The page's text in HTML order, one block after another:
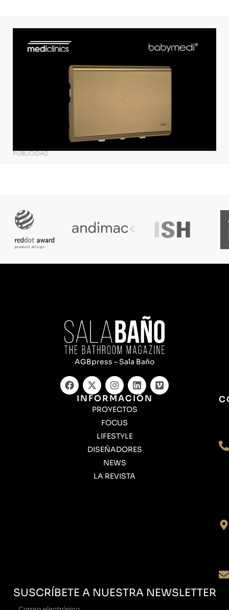
PUBLICIDAD
AGBpress – Sala Baño
INFORMACIÓN
PROYECTOS
FOCUS
LIFESTYLE
DISEÑADORES
NEWS
LA REVISTA
SUSCRÍBETE A NUESTRA NEWSLETTER